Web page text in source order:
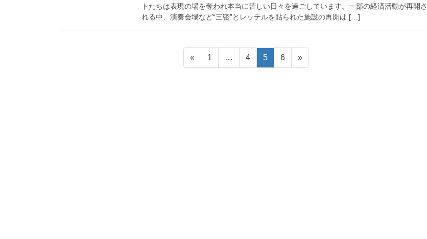
トたちは表現の場を奪われ本当に苦しい日々を過ごしています。一部の経済活動が再開さ
れる中、演奏会場など“三密”とレッテルを貼られた施設の再開は […]
« 1 … 4 5 6 »